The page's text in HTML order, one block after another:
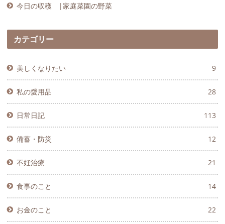
今日の収穫 |家庭菜園の野菜
カテゴリー
美しくなりたい 9
私の愛用品 28
日常日記 113
備蓄・防災 12
不妊治療 21
食事のこと 14
お金のこと 22